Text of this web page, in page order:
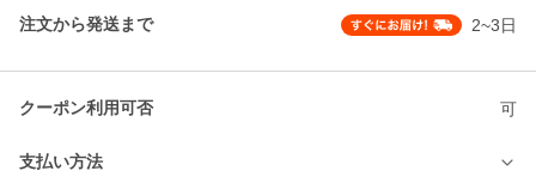
注文から発送まで 2~3日
クーポン利用可否 可
支払い方法